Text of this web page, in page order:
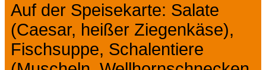
Auf der Speisekarte: Salate
(Caesar, heißer Ziegenkäse),
Fischsuppe, Schalentiere